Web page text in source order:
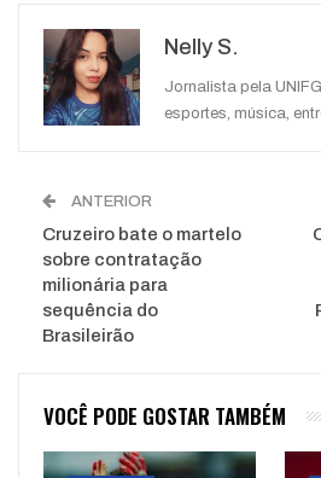
WhatsApp
Nelly S.
Jornalista pela
esportes, música,
ANTERIOR
Cruzeiro bate o martelo
sobre contratação
milionária para
sequência do
Brasileirão
VOCÊ PODE GOSTAR TAMBÉM